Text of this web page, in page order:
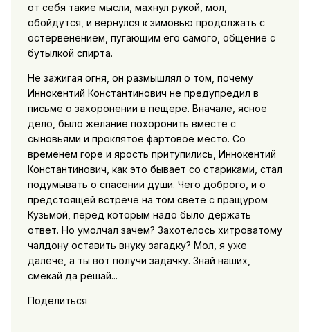
от себя такие мысли, махнул рукой, мол,
обойдутся, и вернулся к зимовью продолжать с
остервенением, пугающим его самого, общение с
бутылкой спирта.
Не зажигая огня, он размышлял о том, почему
Иннокентий Константинович не предупредил в
письме о захоронении в пещере. Вначале, ясное
дело, было желание похоронить вместе с
сыновьями и проклятое фартовое место. Со
временем горе и ярость притупились, Иннокентий
Константинович, как это бывает со стариками, стал
подумывать о спасении души. Чего доброго, и о
предстоящей встрече на том свете с пращуром
Кузьмой, перед которым надо было держать
ответ. Но умолчал зачем? Захотелось хитроватому
чалдону оставить внуку загадку? Мол, я уже
далече, а ты вот получи задачку. Знай наших,
смекай да решай...
Поделиться